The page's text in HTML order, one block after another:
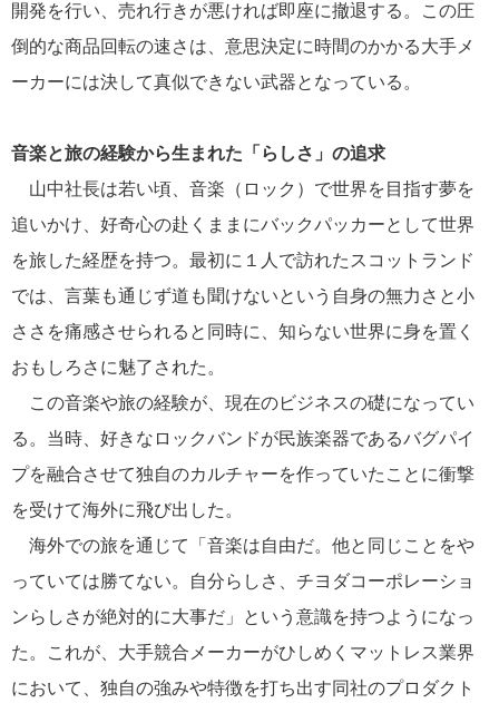
開発を行い、売れ行きが悪ければ即座に撤退する。この圧
倒的な商品回転の速さは、意思決定に時間のかかる大手メ
ーカーには決して真似できない武器となっている。
音楽と旅の経験から生まれた「らしさ」の追求
山中社長は若い頃、音楽（ロック）で世界を目指す夢を
追いかけ、好奇心の赴くままにバックパッカーとして世界
を旅した経歴を持つ。最初に１人で訪れたスコットランド
では、言葉も通じず道も聞けないという自身の無力さと小
ささを痛感させられると同時に、知らない世界に身を置く
おもしろさに魅了された。
この音楽や旅の経験が、現在のビジネスの礎になってい
る。当時、好きなロックバンドが民族楽器であるバグパイ
プを融合させて独自のカルチャーを作っていたことに衝撃
を受けて海外に飛び出した。
海外での旅を通じて「音楽は自由だ。他と同じことをや
っていては勝てない。自分らしさ、チヨダコーポレーショ
ンらしさが絶対的に大事だ」という意識を持つようになっ
た。これが、大手競合メーカーがひしめくマットレス業界
において、独自の強みや特徴を打ち出す同社のプロダクト